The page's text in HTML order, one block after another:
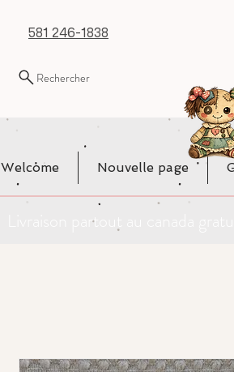
581 246-1838
Rechercher
Welcome Nouvelle page
Livraison partout au canada